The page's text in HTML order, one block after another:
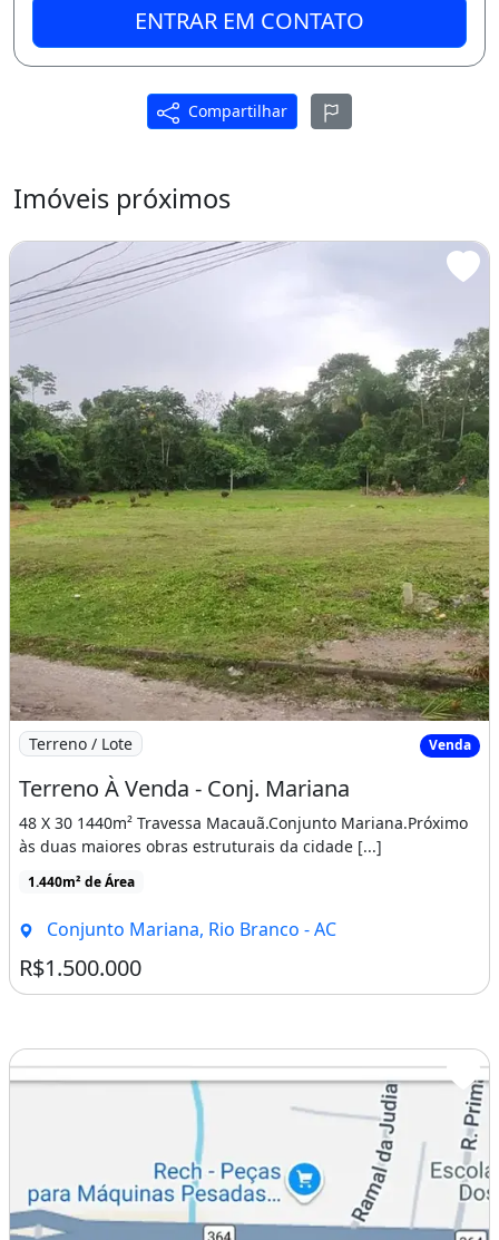
ENTRAR EM CONTATO
Compartilhar
Imóveis próximos
Imagem: Terreno À Venda - Conj. Mariana
Terreno / Lote Venda
Terreno À Venda - Conj. Mariana
48 X 30 1440m² Travessa Macauã.Conjunto Mariana.Próximo
às duas maiores obras estruturais da cidade [...]
1.440m² de Área
Conjunto Mariana, Rio Branco - AC
R$1.500.000